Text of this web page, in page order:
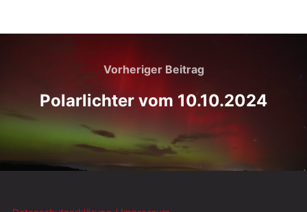
Vorheriger Beitrag
Polarlichter vom 10.10.2024